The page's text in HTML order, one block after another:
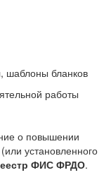
шаблоны бланков
работы
о повышении
установленного
ФИС ФРДО.